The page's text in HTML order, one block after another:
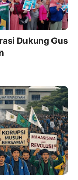
Dukung Gus